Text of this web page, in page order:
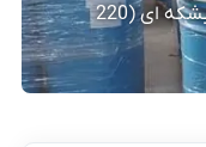
بازار خرید رب گوجه فرنگی اسپتیک + بشکه ای (220